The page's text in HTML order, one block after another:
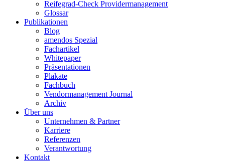
Reifegrad-Check Providermanagement
Glossar
Publikationen
Blog
amendos Spezial
Fachartikel
Whitepaper
Präsentationen
Plakate
Fachbuch
Vendormanagement Journal
Archiv
Über uns
Unternehmen & Partner
Karriere
Referenzen
Verantwortung
Kontakt